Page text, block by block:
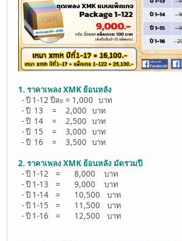
1. ราคาเพลง XMK ย้อนหลัง
- ปี 1-12 ปีละ = 1,000 บาท
- ปี 13 = 2,000 บาท
- ปี 14 = 2,500 บาท
- ปี 15 = 3,000 บาท
- ปี 16 = 3,500 บาท
2. ราคาเพลง XMK ย้อนหลัง มัดรวมปี
- ปี 1-12 = 8,000 บาท
- ปี 1-13 = 9,000 บาท
- ปี 1-14 = 10,500 บาท
- ปี 1-15 = 11,500 บาท
- ปี 1-16 = 12,500 บาท